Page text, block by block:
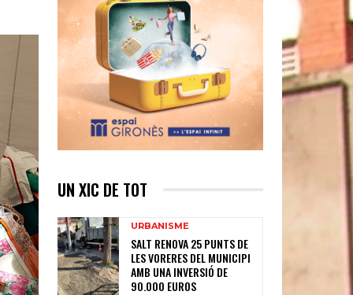
UN XIC DE TOT
URBANISME
SALT RENOVA 25 PUNTS DE
LES VORERES DEL MUNICIPI
AMB UNA INVERSIÓ DE
90.000 EUROS